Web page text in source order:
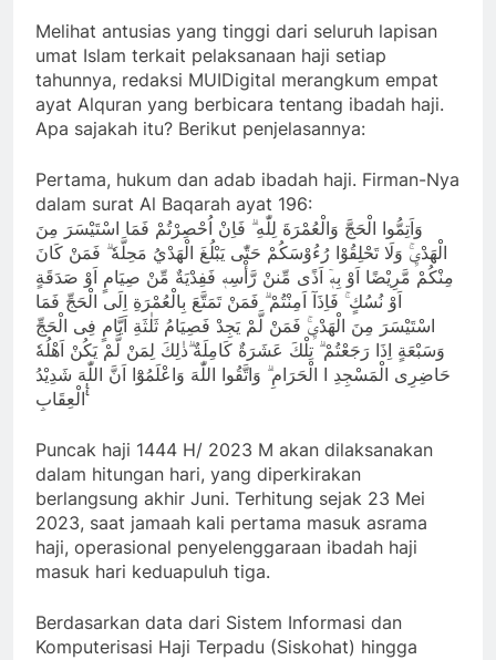
Melihat antusias yang tinggi dari seluruh lapisan
umat Islam terkait pelaksanaan haji setiap
tahunnya, redaksi MUIDigital merangkum empat
ayat Alquran yang berbicara tentang ibadah haji.
Apa sajakah itu? Berikut penjelasannya:
Pertama, hukum dan adab ibadah haji. Firman-Nya
dalam surat Al Baqarah ayat 196:
وَاَتِمُّوا الْحَجَّ وَالْعُمْرَةَ لِلّٰهِ ۗ فَاِنْ اُحْصِرْتُمْ فَمَا اسْتَيْسَرَ مِنَ
الْهَدْيِۚ وَلَا تَحْلِقُوْا رُءُوْسَكُمْ حَتّٰى يَبْلُغَ الْهَدْيُ مَحِلَّهٗ ۗ فَمَنْ كَانَ
مِنْكُمْ مَّرِيْضًا اَوْ بِهٖٓ اَذًى مِّننْ رَّأْسِهٖ فَفِدْيَةٌ مِّنْ صِيَامٍ اَوْ صَدَقَةٍ
اَوْ نُسُكٍ ۚ فَاِذَآ اَمِنْتُمْ ۗ فَمَنْ تَمَتَّعَ بِالْعُمْرَةِ اِلَى الْحَجِّ فَمَا
اسْتَيْسَرَ مِنَ الْهَدْيِۚ فَمَنْ لَّمْ يَجِدْ فَصِيَامُ ثَلٰثَةِ اَيَّامٍ فِى الْحَجِّ
وَسَبْعَةٍ اِذَا رَجَعْتُمْ ۗ تِلْكَ عَشَرَةٌ كَامِلَةٌ ۗذٰلِكَ لِمَنْ لَّمْ يَكُنْ اَهْلُهٗ
حَاضِرِى الْمَسْجِدِ ا الْحَرَامِ ۗ وَاتَّقُوا اللّٰهَ وَاعْلَمُوْٓا اَنَّ اللّٰهَ شَدِيْدُ
الْعِقَابِ ࣖࣖ
Puncak haji 1444 H/ 2023 M akan dilaksanakan
dalam hitungan hari, yang diperkirakan
berlangsung akhir Juni. Terhitung sejak 23 Mei
2023, saat jamaah kali pertama masuk asrama
haji, operasional penyelenggaraan ibadah haji
masuk hari keduapuluh tiga.
Berdasarkan data dari Sistem Informasi dan
Komputerisasi Haji Terpadu (Siskohat) hingga